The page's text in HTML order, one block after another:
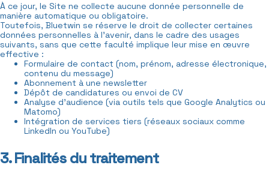
À ce jour, le Site ne collecte aucune donnée personnelle de
manière automatique ou obligatoire.
Toutefois, Bluetwin se réserve le droit de collecter certaines
données personnelles à l’avenir, dans le cadre des usages
suivants, sans que cette faculté implique leur mise en œuvre
effective :
Formulaire de contact (nom, prénom, adresse électronique,
contenu du message)
Abonnement à une newsletter
Dépôt de candidatures ou envoi de CV
Analyse d’audience (via outils tels que Google Analytics ou
Matomo)
Intégration de services tiers (réseaux sociaux comme
LinkedIn ou YouTube)
3. Finalités du traitement